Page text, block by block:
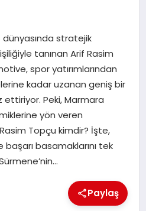
stratejik
tanınan Arif Rasim
spor yatırımlarından
kadar uzanan geniş bir
Peki, Marmara
yön veren
Topçu kimdir? İşte,
başarı basamaklarını tek
Paylaş